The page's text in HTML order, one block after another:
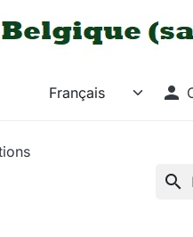

search